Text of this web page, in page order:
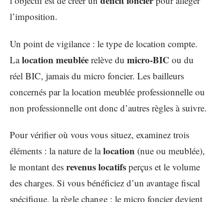
l’imposition.
Un point de vigilance : le type de location compte.
Lalocation meublée relève du micro-BIC ou du
réel BIC, jamais du micro foncier. Les bailleurs
concernés par la location meublée professionnelle ou
non professionnelle ont donc d’autres règles à suivre.
Pour vérifier où vous vous situez, examinez trois
éléments : la nature de lalocation (nue ou meublée),
le montant des revenus locatifs perçus et le volume
des charges. Si vous bénéficiez d’un avantage fiscal
spécifique, la règle change : le micro foncier devient